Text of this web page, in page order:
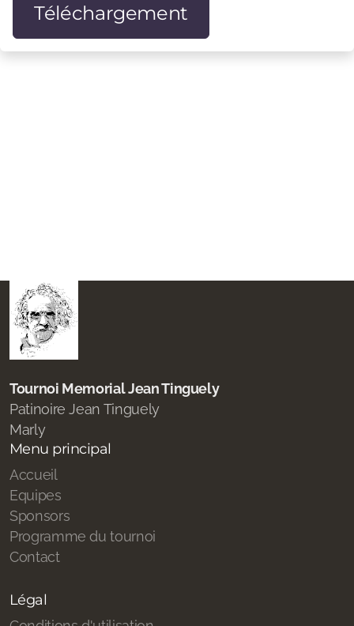
Téléchargement
Tournoi Memorial Jean Tinguely
Patinoire Jean Tinguely
Marly
Menu principal
Accueil
Equipes
Sponsors
Programme du tournoi
Contact
Légal